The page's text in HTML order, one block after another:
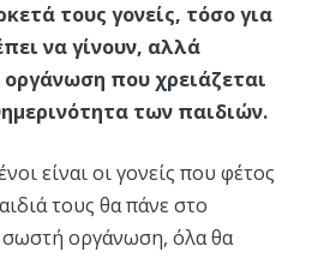
τους γονείς, τόσο για
να γίνουν, αλλά
οργάνωση που χρειάζεται
των παιδιών.
είναι οι γονείς που φέτος
τους θα πάνε στο
οργάνωση, όλα θα